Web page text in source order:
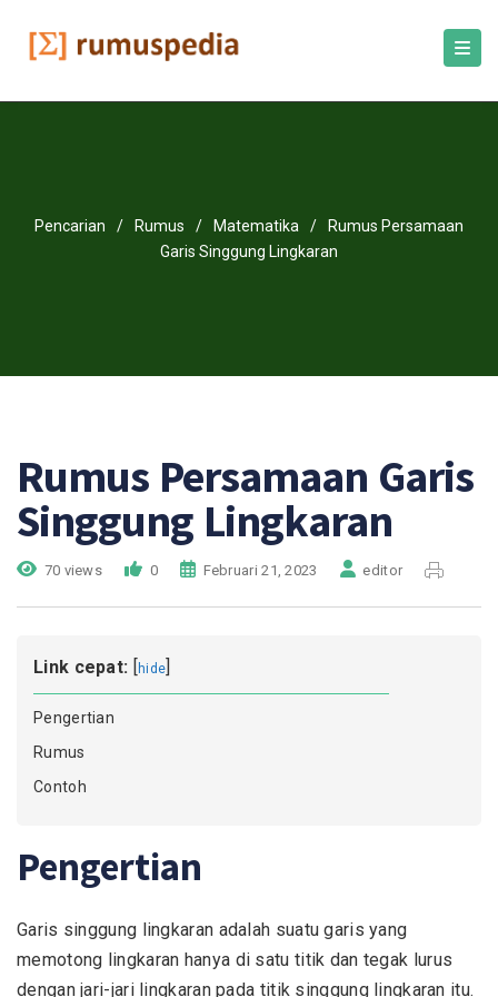
Pencarian / Rumus / Matematika /
Rumus Persamaan
Garis Singgung Lingkaran
Rumus Persamaan Garis
Singgung Lingkaran
70 views 0 Februari 21, 2023 editor
Link cepat: [hide]
Pengertian
Rumus
Contoh
Pengertian
Garis singgung lingkaran adalah suatu garis yang
memotong lingkaran hanya di satu titik dan tegak lurus
dengan jari-jari lingkaran pada titik singgung lingkaran itu.